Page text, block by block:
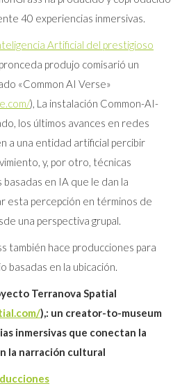
40 experiencias inmersivas.
Artificial del prestigioso
produjo comisarió un
«Common AI Verse»
), La instalación Common-AI-
los últimos avances en redes
a una entidad artificial percibir
y, por otro, técnicas
en IA que le dan la
esta percepción en términos de
una perspectiva grupal.
también hace producciones para
basadas en la ubicación.
Terranova Spatial
),: un creator-to-museum
inmersivas que conectan la
la narración cultural